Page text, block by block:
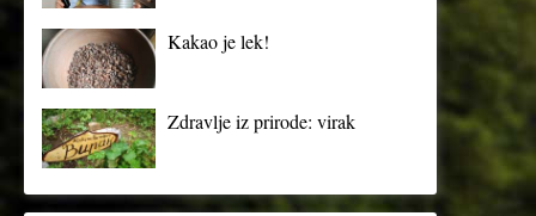
Kakao je lek!
Zdravlje iz prirode: virak